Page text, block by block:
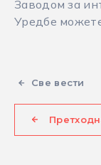
Заводом за
Уредбе
Све вести